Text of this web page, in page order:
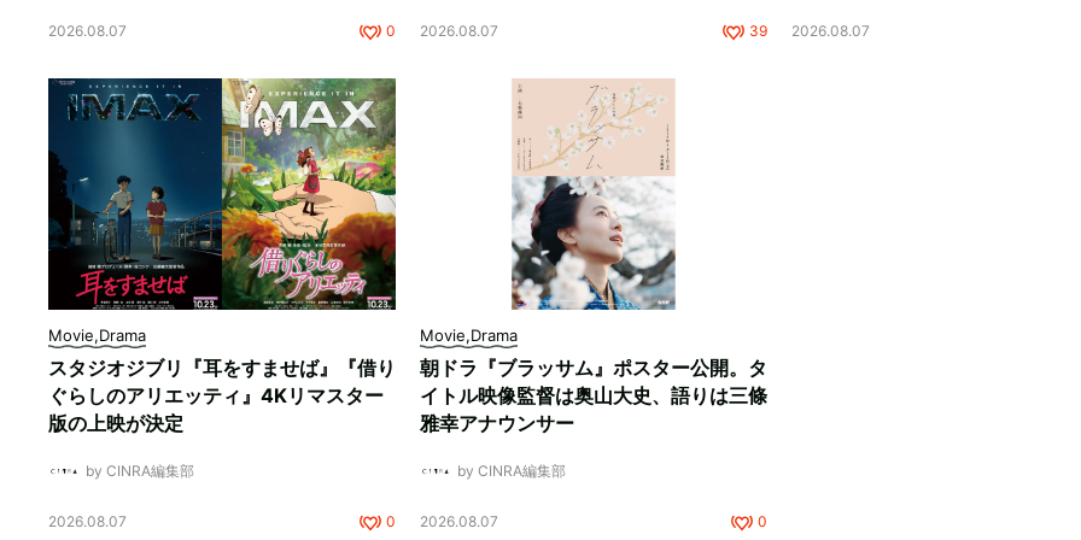
2026.08.07 0 2026.08.07 39 2026.08.07
Movie,Drama
スタジオジブリ『耳をすませば』『借り
ぐらしのアリエッティ』4Kリマスター
版の上映が決定
by CINRA編集部
2026.08.07 0
Movie,Drama
朝ドラ『ブラッサム』ポスター公開。タ
イトル映像監督は奥山大史、語りは三條
雅幸アナウンサー
by CINRA編集部
2026.08.07 0